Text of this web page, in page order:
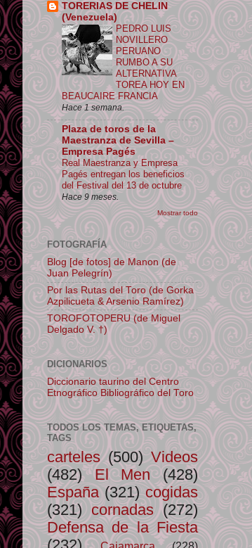
TORERIAS DE CHELIN
(Venezuela)
PEDRO LUIS
NOVILLERO
PERUANO
RUMBO A SU
ALTERNATIVA
TOREA HOY EN
BEAUCAIRE FRANCIA
Hace 1 semana.
Plaza de toros de la
Maestranza de Sevilla –
Empresa Pagés
Real Maestranza y Empresa
Pagés entregan los beneficios
del Festival del 13 de octubre
Hace 9 meses.
Mostrar todo
FOTOGRAFÍA
Blog [de fotos] de Manon (de
Juan Pelegrín)
Por las Rutas del Toro (de Gorka
Azpilicueta & Arsenio Ramírez)
TOROFOTOPERU (de Miguel
Delgado V. †)
DICIONARIOS
Diccionario taurino del Centro
Etnográfico Bibliográfico del Toro
TODOS LOS TEMAS, ETIQUETAS,
TAGS
carteles (500) Videos
(482)
El Men
(428)
España (321) cogidas
(321) cornadas (272)
Defensa de la Fiesta